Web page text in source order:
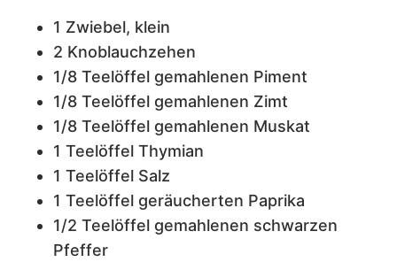
1 Zwiebel, klein
2 Knoblauchzehen
1/8 Teelöffel gemahlenen Piment
1/8 Teelöffel gemahlenen Zimt
1/8 Teelöffel gemahlenen Muskat
1 Teelöffel Thymian
1 Teelöffel Salz
1 Teelöffel geräucherten Paprika
1/2 Teelöffel gemahlenen schwarzen
Pfeffer